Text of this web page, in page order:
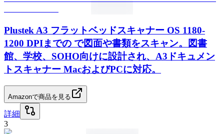
Plustek A3 フラットベッドスキャナー OS 1180-
1200 DPIまでの で図面や書類をスキャン。図書
館、学校、SOHO向けに設計され、A3ドキュメン
トスキャナー MacおよびPCに対応。
Amazonで商品を見る
詳細
3